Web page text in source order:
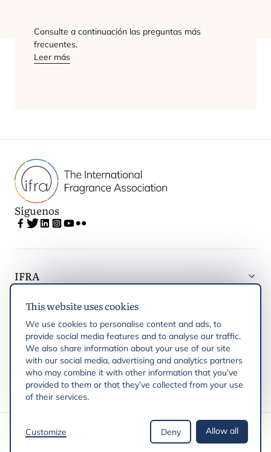
This website uses cookies
We use cookies to personalise content and ads, to
provide social media features and to analyse our traffic.
We also share information about your use of our site
with our social media, advertising and analytics partners
who may combine it with other information that you’ve
provided to them or that they’ve collected from your use
of their services.
Customize Deny Allow all
Con­sul­te a con­ti­nua­ción las pre­gun­tas más
frecuentes.
Leer más
Síguenos
IFRA
Latest updates
IFRA Regiones
Publicaciones
Derechos de autor © 2026 IFRA
Política de privacidad